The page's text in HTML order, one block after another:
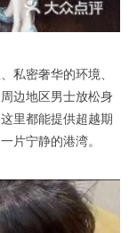
密奢华的环境、
边地区男士放松身
里都能提供超越期
片宁静的港湾。